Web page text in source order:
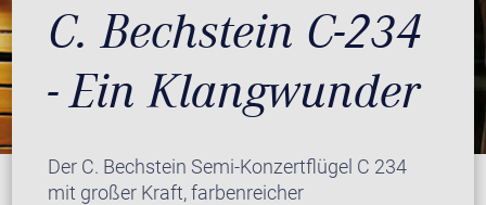
C. Bechstein C-234
- Ein Klangwunder
Der C. Bechstein Semi-Konzertflügel C 234
mit großer Kraft, farbenreicher